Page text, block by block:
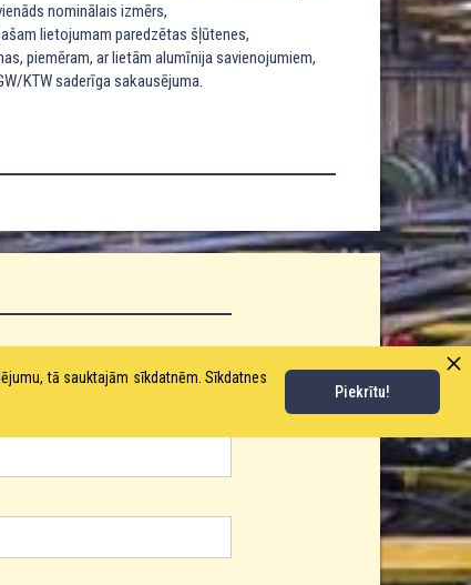
nominālais izmērs,
lietojumam paredzētas šļūtenes,
piemēram, ar lietām alumīnija savienojumiem,
KTW saderīga sakausējuma.
tā sauktajām sīkdatnēm. Sīkdatnes
Piekrītu!